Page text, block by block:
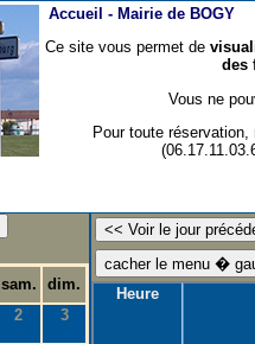
Accueil - Mairie de BOGY
Ce site vous permet de
des
Vous ne
Pour toute
sam.
dim.
2 3
Heure